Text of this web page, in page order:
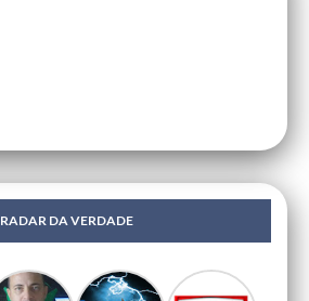
RADAR DA VERDADE